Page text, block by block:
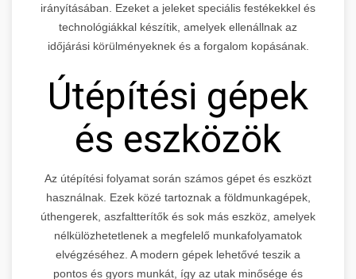
irányításában. Ezeket a jeleket speciális festékekkel és
technológiákkal készítik, amelyek ellenállnak az
időjárási körülményeknek és a forgalom kopásának.
Útépítési gépek
és eszközök
Az útépítési folyamat során számos gépet és eszközt
használnak. Ezek közé tartoznak a földmunkagépek,
úthengerek, aszfaltterítők és sok más eszköz, amelyek
nélkülözhetetlenek a megfelelő munkafolyamatok
elvégzéséhez. A modern gépek lehetővé teszik a
pontos és gyors munkát, így az utak minősége és